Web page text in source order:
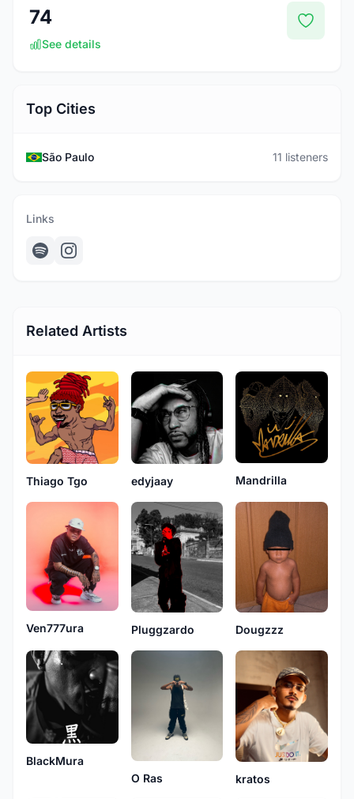
74
See details
Top Cities
São Paulo 11 listeners
Links
Related Artists
Thiago Tgo edyjaay Mandrilla
Ven777ura Pluggzardo Dougzzz
BlackMura
O Ras
kratos